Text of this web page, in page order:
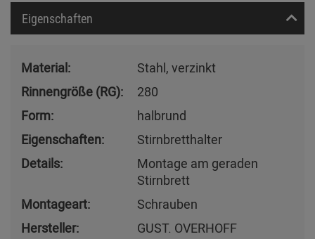
Eigenschaften
Material:
Stahl, verzinkt
Rinnengröße (RG):
280
Form:
halbrund
Eigenschaften:
Stirnbretthalter
Details:
Montage am geraden
Stirnbrett
Montageart:
Schrauben
Hersteller:
GUST. OVERHOFF